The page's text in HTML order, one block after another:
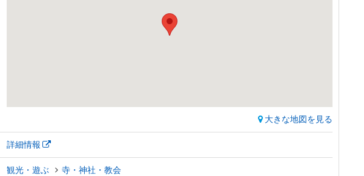
大きな地図を見る
詳細情報
観光・遊ぶ 寺・神社・教会